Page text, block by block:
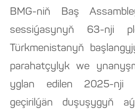
BMG-niň Baş
sessiýasynyň 63-nji
Türkmenistanyň
parahatçylyk we
yglan edilen 2025-nji
geçirilýän duşuşygyň